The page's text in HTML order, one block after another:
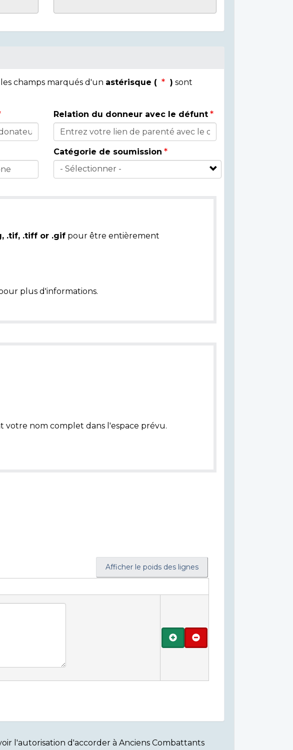
champs marqués d'un astérisque ( ) sont
Relation du donneur avec le défunt
Catégorie de soumission
.tif, .tiff or .gif pour être entièrement
plus d'informations.
votre nom complet dans l'espace prévu.
Afficher le poids des lignes
AjouterRetirer
l'autorisation d'accorder à Anciens Combattants